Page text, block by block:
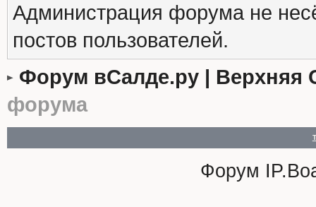
Администрация форума не
постов пользователей.
Форум вСалде.ру | Верхняя
форума
Форум